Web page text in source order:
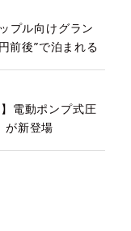
プル向けグラン
前後”で泊まれる
電動ポンプ式圧
が新登場